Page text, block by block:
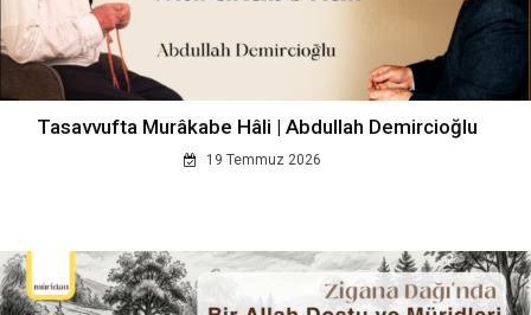
Tasavvufta Murâkabe Hâli | Abdullah Demircioğlu
19 Temmuz 2026